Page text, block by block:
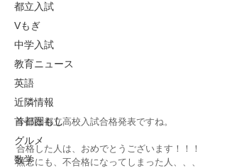
都立入試
Vもぎ
中学入試
教育ニュース
英語
近隣情報
首都圏もし
グルメ
数学
今日は都立高校入試合格発表ですね。
合格した人は、おめでとうございます！！！
無念にも、不合格になってしまった人、、、